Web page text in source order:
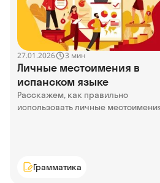
27.01.2026 3 мин
Личные местоимения в
испанском языке
Расскажем, как правильно
использовать личные
Грамматика